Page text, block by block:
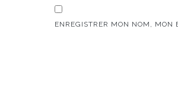
ENREGISTRER MON NOM, MON